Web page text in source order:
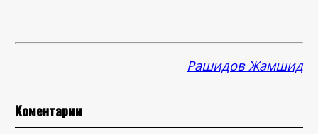
Рашидов Жамшид
Коментарии